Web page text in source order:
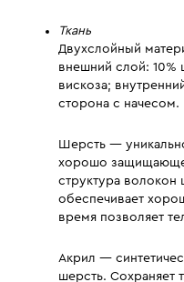
Ткань
Двухслойный
внешний слой: 10%
вискоза;
сторона с начесом.
Шерсть —
хорошо
структура волокон
обеспечивает
время позволяет
Акрил —
шерсть. Сохраняет